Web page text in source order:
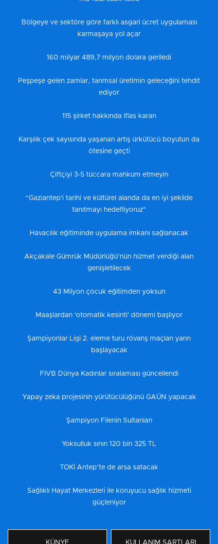
Bölgeye ve sektöre göre farklı asgari ücret uygulaması
karmaşaya yol açar
160 milyar 489,7 milyon dolara geriledi
Peşpeşe gelen zamlar, tarımsal üretimin geleceğini tehdit
ediyor
115 şirket hakkında iflas kararı
Karşılık çek sayısında yaşanan artış ürkütücü boyutun da
ötesine geçti
Çiftçiyi 3-5 tüccara mahkum etmeyin
“Gaziantep'i tarihi ve kültürel alanda da en iyi şekilde
tanıtmayı hedefliyoruz"
Havacılık eğitiminde uygulama imkanı sağlanacak
Akçakale Gümrük Müdürlüğü’nün hizmet verdiği alan
genişletilecek
43 Milyon çocuk eğitimden yoksun
Maaşlardan 'otomatik kesinti' dönemi başlıyor
Şampiyonlar Ligi 2. eleme turu rövanş maçları yarın
başlayacak
FIVB Dünya Kadınlar sıralaması güncellendi
Yapay zeka projesinin yürütücülüğünü GAÜN yapacak
Şampiyon Filenin Sultanları
Yoksulluk sınırı 120 bin 325 TL
TOKİ Antep’te de arsa satacak
Sağlıklı Hayat Merkezleri ile koruyucu sağlık hizmeti
güçleniyor